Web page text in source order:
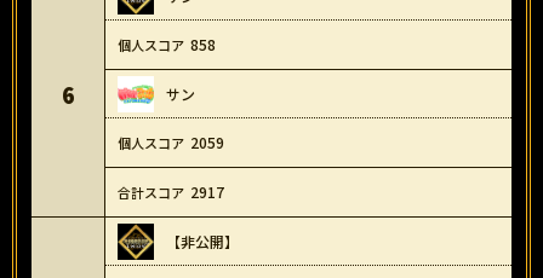
6
858
サン
2059
2917
【非公開】